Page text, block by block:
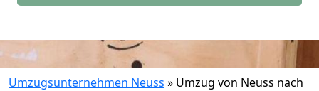
Umzugsunternehmen Neuss » Umzug von Neuss nach